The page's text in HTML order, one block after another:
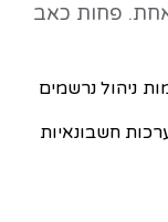
אחת. פחות כאב
ניהול נרשמים
חשבונאיות